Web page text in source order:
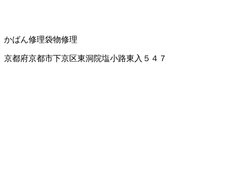
かばん修理袋物修理
京都府京都市下京区東洞院塩小路東入５４７